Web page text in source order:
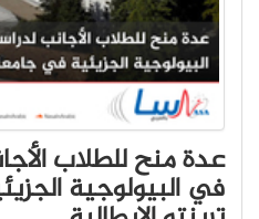
عدة منح للطلاب
في البيولوجية